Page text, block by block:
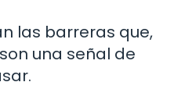
las barreras que,
una señal de